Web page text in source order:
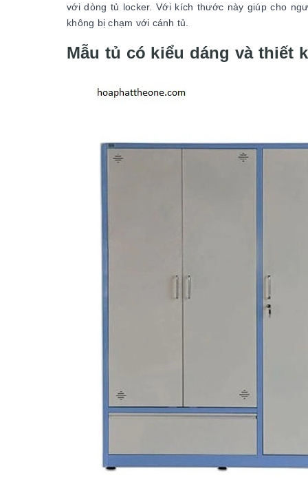
với dòng tủ locker. Với kích thước này giúp cho
không bị chạm với cánh tủ.
Mẫu tủ có kiểu dáng và thiết